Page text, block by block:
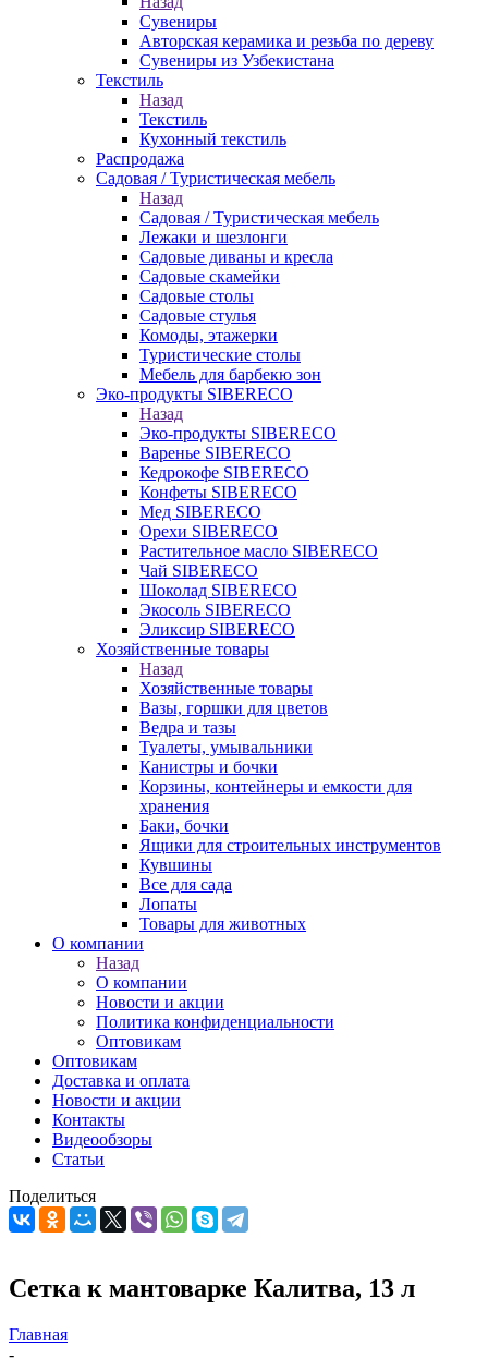
Сувениры
Авторская керамика и резьба по дереву
Сувениры из Узбекистана
Текстиль
Назад
Текстиль
Кухонный текстиль
Распродажа
Садовая / Туристическая мебель
Назад
Садовая / Туристическая мебель
Лежаки и шезлонги
Садовые диваны и кресла
Садовые скамейки
Садовые столы
Садовые стулья
Комоды, этажерки
Туристические столы
Мебель для барбекю зон
Эко-продукты SIBERECO
Назад
Эко-продукты SIBERECO
Варенье SIBERECO
Кедрокофе SIBERECO
Конфеты SIBERECO
Мед SIBERECO
Орехи SIBERECO
Растительное масло SIBERECO
Чай SIBERECO
Шоколад SIBERECO
Экосоль SIBERECO
Эликсир SIBERECO
Хозяйственные товары
Назад
Хозяйственные товары
Вазы, горшки для цветов
Ведра и тазы
Туалеты, умывальники
Канистры и бочки
Корзины, контейнеры и емкости для
хранения
Баки, бочки
Ящики для строительных инструментов
Кувшины
Все для сада
Лопаты
Товары для животных
О компании
Назад
О компании
Новости и акции
Политика конфиденциальности
Оптовикам
Оптовикам
Доставка и оплата
Новости и акции
Контакты
Видеообзоры
Статьи
Поделиться
Сетка к мантоварке Калитва, 13 л
Главная
-